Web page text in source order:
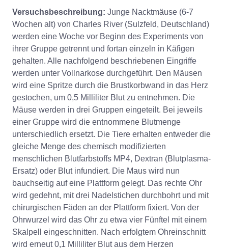
Versuchsbeschreibung: Junge Nacktmäuse (6-7
Wochen alt) von Charles River (Sulzfeld, Deutschland)
werden eine Woche vor Beginn des Experiments von
ihrer Gruppe getrennt und fortan einzeln in Käfigen
gehalten. Alle nachfolgend beschriebenen Eingriffe
werden unter Vollnarkose durchgeführt. Den Mäusen
wird eine Spritze durch die Brustkorbwand in das Herz
gestochen, um 0,5 Milliliter Blut zu entnehmen. Die
Mäuse werden in drei Gruppen eingeteilt. Bei jeweils
einer Gruppe wird die entnommene Blutmenge
unterschiedlich ersetzt. Die Tiere erhalten entweder die
gleiche Menge des chemisch modifizierten
menschlichen Blutfarbstoffs MP4, Dextran (Blutplasma-
Ersatz) oder Blut infundiert. Die Maus wird nun
bauchseitig auf eine Plattform gelegt. Das rechte Ohr
wird gedehnt, mit drei Nadelstichen durchbohrt und mit
chirurgischen Fäden an der Plattform fixiert. Von der
Ohrwurzel wird das Ohr zu etwa vier Fünftel mit einem
Skalpell eingeschnitten. Nach erfolgtem Ohreinschnitt
wird erneut 0,1 Milliliter Blut aus dem Herzen